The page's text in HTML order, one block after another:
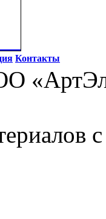
Контакты